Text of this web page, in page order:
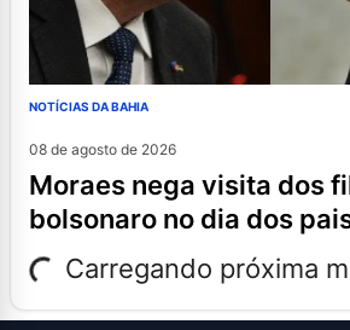
NOTÍCIAS DA BAHIA
08 de agosto de 2026
moraes nega visita dos filhos a
bolsonaro no dia dos
Carregando próxima